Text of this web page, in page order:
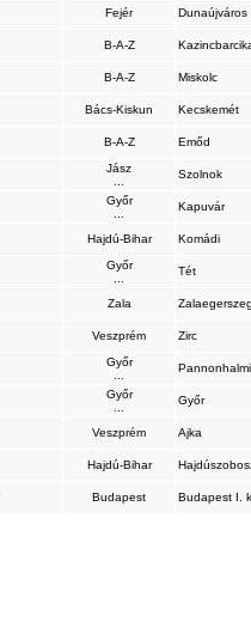
Fejér Dunaújváros
B-A-Z
B-A-Z Miskolc
Bács-Kiskun Kecskemét
B-A-Z Emőd
Jász
Szolnok
Győr
Kapuvár
Hajdú-Bihar Komádi
Győr
Tét
Zala
Veszprém Zirc
Győr
Győr
Győr
Veszprém Ajka
Hajdú-Bihar
Budapest Budapest I.